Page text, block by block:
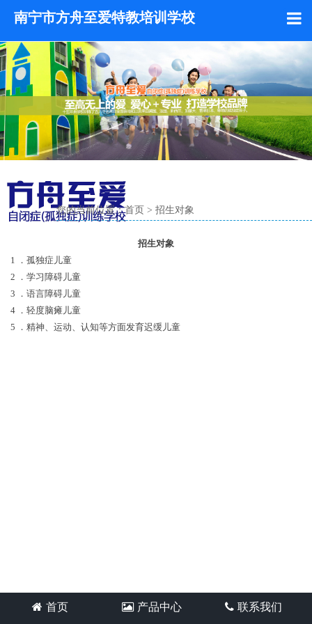
南宁市方舟至爱特教培训学校
您的当前位置：首页 > 招生对象
招生对象
1 ．孤独症儿童
2 ．学习障碍儿童
3 ．语言障碍儿童
4 ．轻度脑瘫儿童
5 ．精神、运动、认知等方面发育迟缓儿童
首页 产品中心 联系我们